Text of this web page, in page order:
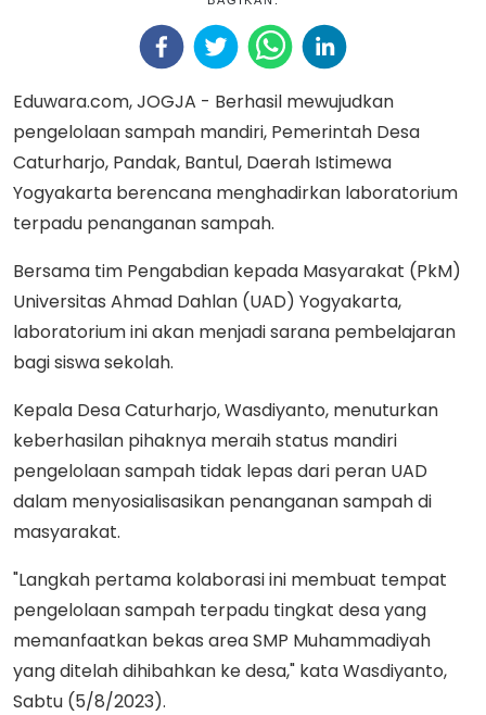
Eduwara.com, JOGJA - Berhasil mewujudkan
pengelolaan sampah mandiri, Pemerintah Desa
Caturharjo, Pandak, Bantul, Daerah Istimewa
Yogyakarta berencana menghadirkan laboratorium
terpadu penanganan sampah.
Bersama tim Pengabdian kepada Masyarakat (PkM)
Universitas Ahmad Dahlan (UAD) Yogyakarta,
laboratorium ini akan menjadi sarana pembelajaran
bagi siswa sekolah.
Kepala Desa Caturharjo, Wasdiyanto, menuturkan
keberhasilan pihaknya meraih status mandiri
pengelolaan sampah tidak lepas dari peran UAD
dalam menyosialisasikan penanganan sampah di
masyarakat.
"Langkah pertama kolaborasi ini membuat tempat
pengelolaan sampah terpadu tingkat desa yang
memanfaatkan bekas area SMP Muhammadiyah
yang ditelah dihibahkan ke desa," kata Wasdiyanto,
Sabtu (5/8/2023).